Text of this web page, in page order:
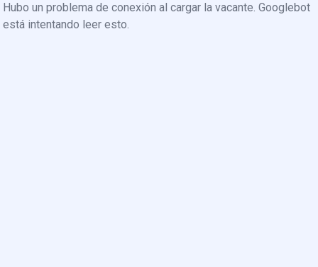
Hubo un problema de conexión al cargar la vacante. Googlebot
está intentando leer esto.